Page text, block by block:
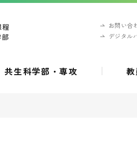
お問い合
デジタル
共生科学部・専攻